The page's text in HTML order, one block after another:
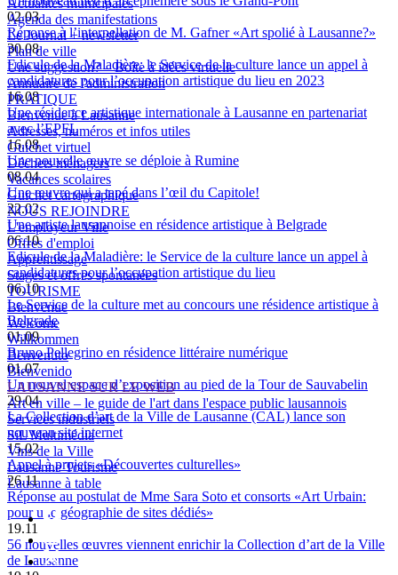
02.03
Réponse à l’interpellation de M. Gafner «Art spolié à Lausanne?»
30.08
Edicule de la Maladière: le Service de la culture lance un appel à
candidatures pour l’occupation artistique du lieu en 2023
16.08
Une résidence artistique internationale à Lausanne en partenariat
avec l’EPFL
16.08
Une nouvelle œuvre se déploie à Rumine
08.04
Une œuvre qui a tapé dans l’œil du Capitole!
22.02
Une artiste lausannoise en résidence artistique à Belgrade
06.10
Edicule de la Maladière: le Service de la culture lance un appel à
candidatures pour l’occupation artistique du lieu
06.10
Le Service de la culture met au concours une résidence artistique à
Belgrade
01.09
Bruno Pellegrino en résidence littéraire numérique
01.07
Un nouvel espace d’exposition au pied de la Tour de Sauvabelin
29.04
La Collection d’art de la Ville de Lausanne (CAL) lance son
nouveau site internet
15.02
Appel à projets «Découvertes culturelles»
26.11
Réponse au postulat de Mme Sara Soto et consorts «Art Urbain:
pour une géographie de sites dédiés»
19.11
56 nouvelles œuvres viennent enrichir la Collection d’art de la Ville
de Lausanne
Agenda des manifestations
Le Journal + newsletter
Plan de ville
Une suggestion? – Boîte à idées virtuelle
Annuaire de l'administration
PRATIQUE
Bienvenue à Lausanne
Adresses, numéros et infos utiles
Guichet virtuel
Déchets ménagers
Vacances scolaires
Guichet cartographique
NOUS REJOINDRE
L'employeur Ville
Offres d'emploi
Apprentissage
Stages et offres spontanées
TOURISME
Bienvenue
Welcome
Willkommen
Benvenuto
Bienvenido
LAUSANNE SUR LE WEB
Art en ville – le guide de l'art dans l'espace public lausannois
Services industriels
SiL Multimédia
Vins de la Ville
Lausanne Tourisme
Lausanne à table